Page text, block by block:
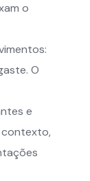
o
O
e